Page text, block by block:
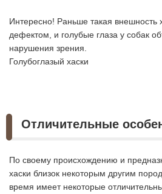
Интересно! Раньше такая внешность
дефектом, и голубые глаза у собак
нарушения зрения.
Голубоглазый хаски
Отличительные
По своему происхождению и
хаски близок некоторым другим
время имеет некоторые